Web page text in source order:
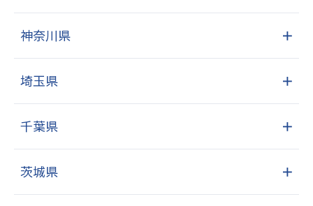
神奈川県 ＋
埼玉県 ＋
千葉県 ＋
茨城県 ＋